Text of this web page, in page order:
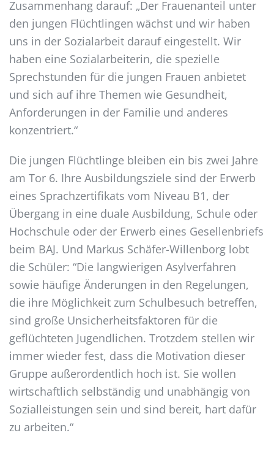
Zusammenhang darauf: „Der Frauenanteil unter
den jungen Flüchtlingen wächst und wir haben
uns in der Sozialarbeit darauf eingestellt. Wir
haben eine Sozialarbeiterin, die spezielle
Sprechstunden für die jungen Frauen anbietet
und sich auf ihre Themen wie Gesundheit,
Anforderungen in der Familie und anderes
konzentriert.“
Die jungen Flüchtlinge bleiben ein bis zwei Jahre
am Tor 6. Ihre Ausbildungsziele sind der Erwerb
eines Sprachzertifikats vom Niveau B1, der
Übergang in eine duale Ausbildung, Schule oder
Hochschule oder der Erwerb eines Gesellenbriefs
beim BAJ. Und Markus Schäfer-Willenborg lobt
die Schüler: “Die langwierigen Asylverfahren
sowie häufige Änderungen in den Regelungen,
die ihre Möglichkeit zum Schulbesuch betreffen,
sind große Unsicherheitsfaktoren für die
geflüchteten Jugendlichen. Trotzdem stellen wir
immer wieder fest, dass die Motivation dieser
Gruppe außerordentlich hoch ist. Sie wollen
wirtschaftlich selbständig und unabhängig von
Sozialleistungen sein und sind bereit, hart dafür
zu arbeiten.“